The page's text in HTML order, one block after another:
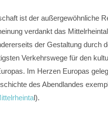
ist der außergewöhnliche
verdankt das
der Gestaltung durch
Verkehrswege für den
Im Herzen Europas
des Abendlandes
l).